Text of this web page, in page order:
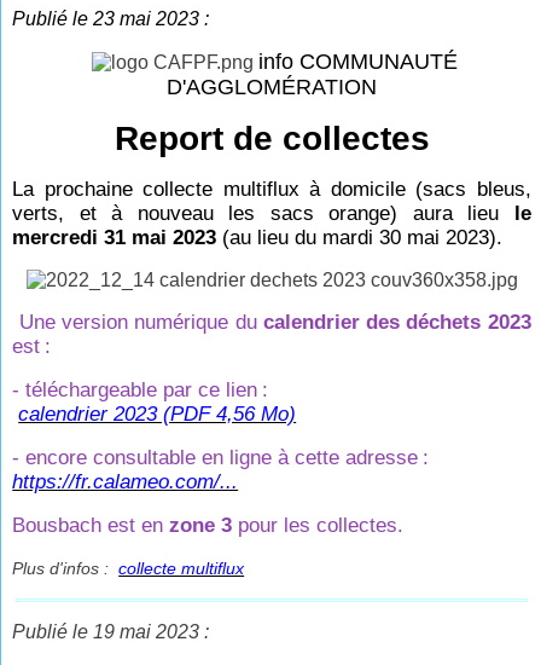
Publié le 23 mai 2023 :
info COMMUNAUTÉ
D'AGGLOMÉRATION
Report de collectes
La prochaine collecte multiflux à domicile (sacs bleus,
verts, et à nouveau les sacs orange) aura lieu le
mercredi 31 mai 2023 (au lieu du mardi 30 mai 2023).
Une version numérique du calendrier des déchets 2023
est :
- téléchargeable par ce lien :
calendrier 2023 (PDF 4,56 Mo)
- encore consultable en ligne à cette adresse :
https://fr.calameo.com/...
Bousbach est enzone 3 pour les collectes.
Plus d'infos :collecte multiflux
Publié le 19 mai 2023 :